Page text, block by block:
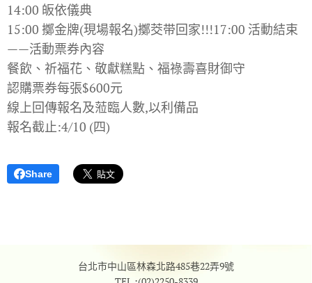
14:00 皈依儀典
15:00 擲金牌(現場報名)擲茭带回家!!!17:00 活動結束
——活動票券內容
餐飲、祈福花、敬獻糕點、福祿壽喜財御守
認購票券每張$600元
線上回傳報名及蒞臨人數,以利備品
報名截止:4/10 (四)
Share
台北市中山區林森北路485巷22弄9號